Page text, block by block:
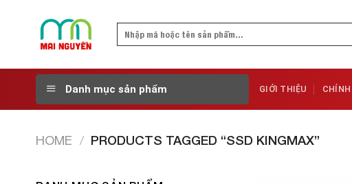
Search
Danh mục sản phẩm GIỚI THIỆU
HOME / PRODUCTS TAGGED “SSD KINGMAX”